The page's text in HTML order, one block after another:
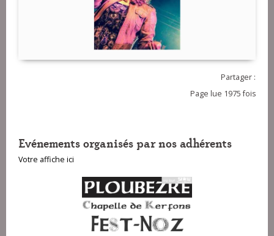
Partager :
Page lue 1975 fois
Evénements organisés par nos adhérents
Votre affiche ici